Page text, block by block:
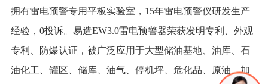
拥有雷电预警专用平板实验室，15年雷电预警仪研发生产
经验，0投诉。易造EW3.0雷电预警器荣获发明专利、外观
专利、防爆认证，被广泛应用于大型储油基地、油库、石
油化工、罐区、储库、油气、停机坪、危化品、原油、加